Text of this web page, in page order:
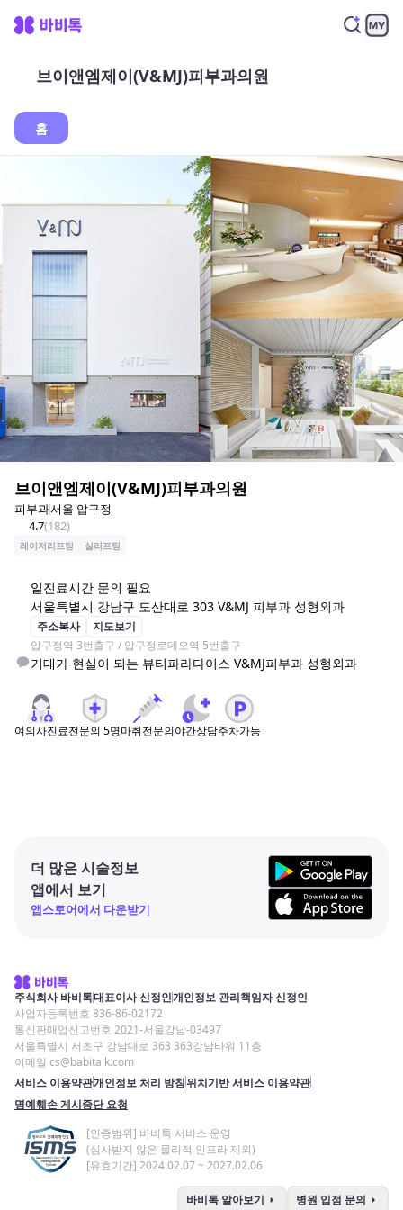
브이앤엠제이(V&MJ)피부과의원
홈
브이앤엠제이(V&MJ)피부과의원
피부과서울 압구정
4.7(182)
레이저리프팅 실리프팅
일진료시간 문의 필요
서울특별시 강남구 도산대로 303 V&MJ 피부과 성형외과
주소복사
지도보기
압구정역 3번출구 / 압구정로데오역 5번출구
기대가 현실이 되는 뷰티파라다이스 V&MJ피부과 성형외과
여의사진료전문의 5명마취전문의야간상담주차가능
더 많은 시술정보
앱에서 보기
앱스토어에서 다운받기
주식회사 바비톡대표이사 신정인개인정보 관리책임자 신정인
사업자등록번호 836-86-02172
통신판매업신고번호 2021-서울강남-03497
서울특별시 서초구 강남대로 363 363강남타워 11층
이메일 cs@babitalk.com
서비스 이용약관개인정보 처리 방침위치기반 서비스 이용약관
명예훼손 게시중단 요청
[인증범위] 바비톡 서비스 운영
(심사받지 않은 물리적 인프라 제외)
[유효기간] 2024.02.07 ~ 2027.02.06
바비톡 알아보기 arrow_right 병원 입점 문의 arrow_right